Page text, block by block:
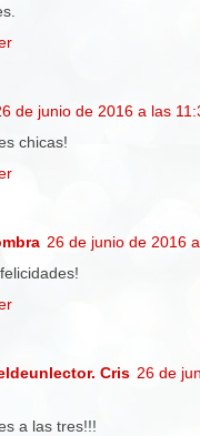
de junio de 2016 a las
chicas!
26 de junio de 2016
Cris 26 de
a las tres!!!